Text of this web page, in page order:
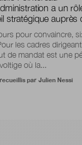
a un
stratégique auprès
pour convaincre,
les cadres
de mandat est une
où la...
par Julien Nessi